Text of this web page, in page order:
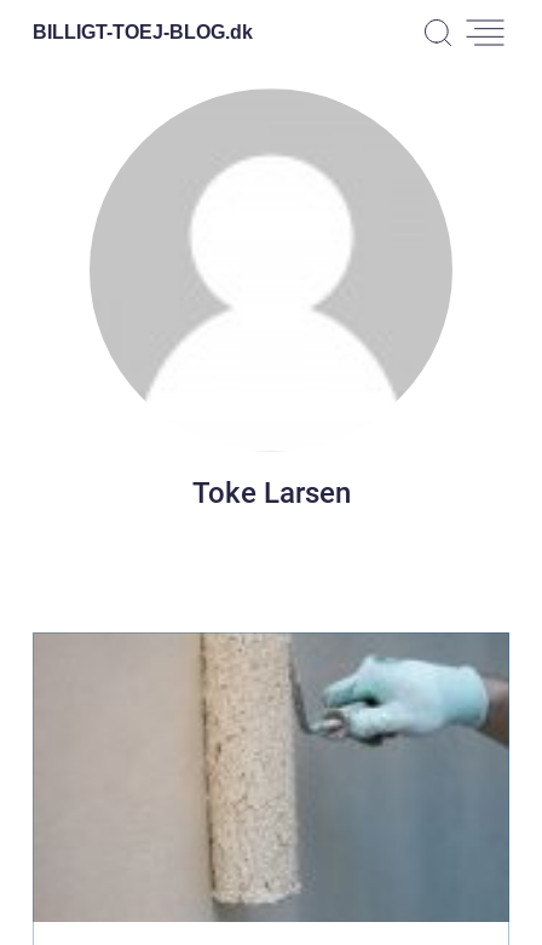
BILLIGT-TOEJ-BLOG.dk
Toke Larsen